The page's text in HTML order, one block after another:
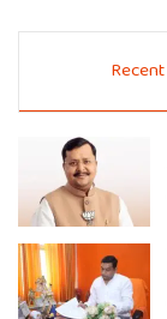
Recent